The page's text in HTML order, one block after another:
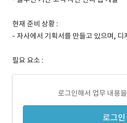
현재 준비 상황 :
- 자사에서 기획서를 만들고 있으며, 디
필요 요소 :
로그인해서 업무 내용
로그인